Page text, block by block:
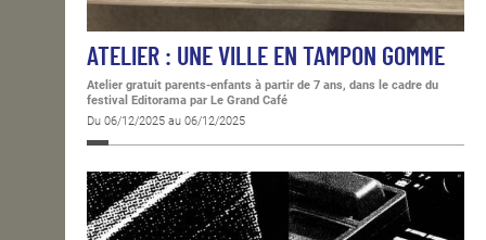
ATELIER : UNE VILLE EN TAMPON GOMME
Atelier gratuit parents-enfants à partir de 7 ans, dans le cadre du
festival Editorama par Le Grand Café
Du 06/12/2025 au 06/12/2025